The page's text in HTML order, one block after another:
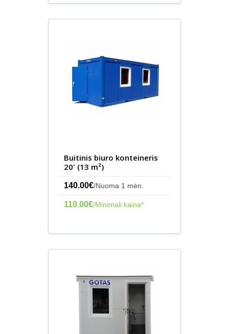
Buitinis biuro konteineris
20' (13 m²)
140.00€/Nuoma 1 mėn.
110.00€/Minimali kaina*